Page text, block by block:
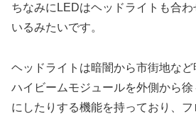
ちなみにLEDはヘッドライトも合
いるみたいです。
ヘッドライトは暗闇から市街地な
ハイビームモジュールを外側から
にしたりする機能を持っており、